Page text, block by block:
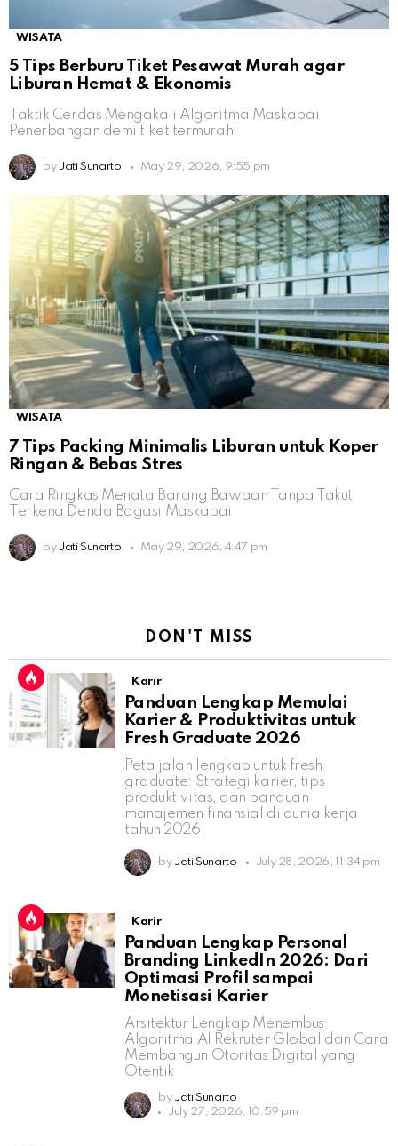
WISATA
5 Tips Berburu Tiket Pesawat Murah agar
Liburan Hemat & Ekonomis
Taktik Cerdas Mengakali Algoritma Maskapai
Penerbangan demi tiket termurah!
by Jati Sunarto May 29, 2026, 9:55 pm
WISATA
7 Tips Packing Minimalis Liburan untuk Koper
Ringan & Bebas Stres
Cara Ringkas Menata Barang Bawaan Tanpa Takut
Terkena Denda Bagasi Maskapai
by Jati Sunarto May 29, 2026, 4:47 pm
DON'T MISS
Karir
Panduan Lengkap Memulai
Karier & Produktivitas untuk
Fresh Graduate 2026
Peta jalan lengkap untuk fresh
graduate: Strategi karier, tips
produktivitas, dan panduan
manajemen finansial di dunia kerja
tahun 2026.
by Jati Sunarto July 28, 2026, 11:34 pm
Karir
Panduan Lengkap Personal
Branding LinkedIn 2026: Dari
Optimasi Profil sampai
Monetisasi Karier
Arsitektur Lengkap Menembus
Algoritma AI Rekruter Global dan Cara
Membangun Otoritas Digital yang
Otentik
by Jati Sunarto
July 27, 2026, 10:59 pm